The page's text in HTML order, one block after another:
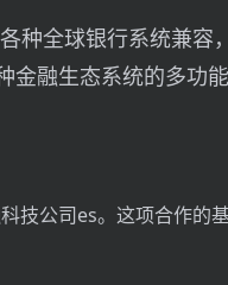
种全球银行系统兼容
金融生态系统的多功能
技公司es。这项合作的